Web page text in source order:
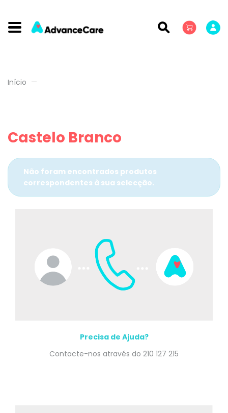
Início
Castelo Branco
Não foram encontrados produtos
correspondentes à sua selecção.
Precisa de Ajuda?
Contacte-nos através do 210 127 215